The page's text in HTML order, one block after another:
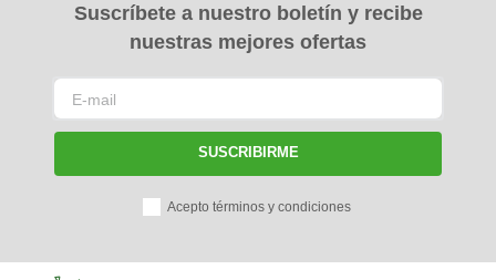
Suscríbete a nuestro boletín y recibe
nuestras mejores ofertas
SUSCRIBIRME
Acepto términos y condiciones